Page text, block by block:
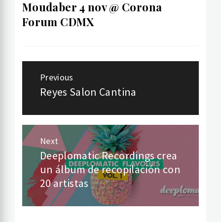
Moudaber 4 nov @ Corona
Forum CDMX
Post
navigation
Previous
Previous
Reyes Salon Cantina
Next
Next
post:
Deeplomatic Recordings crea
un álbum de recopilación con
20 artistas